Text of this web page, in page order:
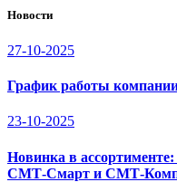
Новости
27-10-2025
График работы
23-10-2025
Новинка в
СМТ-Смарт и СМТ-